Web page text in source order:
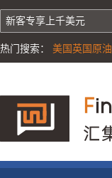
热门搜索： 美国英国原油